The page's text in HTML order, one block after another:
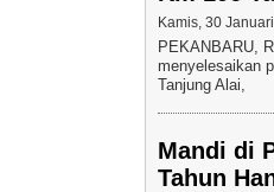
Kamis, 30
PEKANBARU,
menyelesaikan
Tanjung Alai,
Mandi di
Tahun